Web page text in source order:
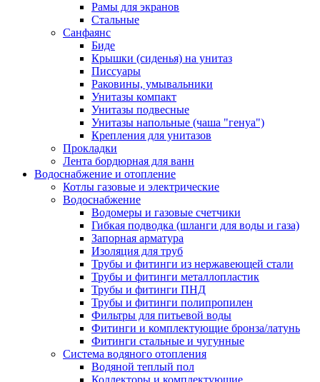
Рамы для экранов
Стальные
Санфаянс
Биде
Крышки (сиденья) на унитаз
Писсуары
Раковины, умывальники
Унитазы компакт
Унитазы подвесные
Унитазы напольные (чаша "генуа")
Крепления для унитазов
Прокладки
Лента бордюрная для ванн
Водоснабжение и отопление
Котлы газовые и электрические
Водоснабжение
Водомеры и газовые счетчики
Гибкая подводка (шланги для воды и газа)
Запорная арматура
Изоляция для труб
Трубы и фитинги из нержавеющей стали
Трубы и фитинги металлопластик
Трубы и фитинги ПНД
Трубы и фитинги полипропилен
Фильтры для питьевой воды
Фитинги и комплектующие бронза/латунь
Фитинги стальные и чугунные
Система водяного отопления
Водяной теплый пол
Коллекторы и комплектующие